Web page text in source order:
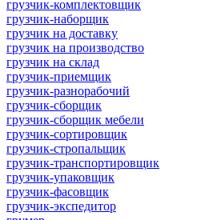
грузчик-комплектовщик
грузчик-наборщик
грузчик на доставку
грузчик на производство
грузчик на склад
грузчик-приемщик
грузчик-разнорабочий
грузчик-сборщик
грузчик-сборщик мебели
грузчик-сортировщик
грузчик-стропальщик
грузчик-транспортировщик
грузчик-упаковщик
грузчик-фасовщик
грузчик-экспедитор